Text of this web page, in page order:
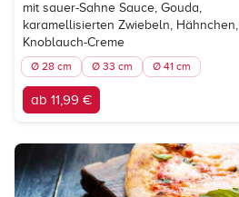
mit sauer-Sahne Sauce, Gouda,
karamellisierten Zwiebeln, Hähnchen,
Knoblauch-Creme
Ø 28 cm Ø 33 cm Ø 41 cm
ab 11,99 €